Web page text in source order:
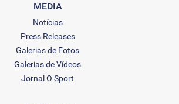
MEDIA
Notícias
Press Releases
Galerias de Fotos
Galerias de Vídeos
Jornal O Sport